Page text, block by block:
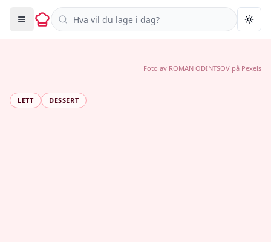
Søk i oppskrifter
LETT DESSERT
Foto av ROMAN ODINTSOV på Pexels